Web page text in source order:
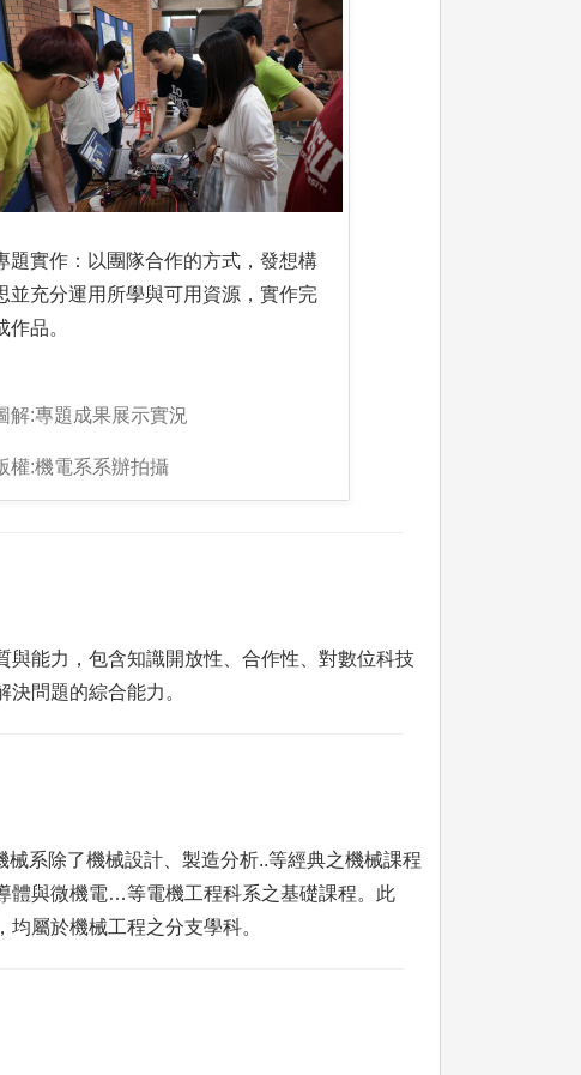
題實作：以團隊合作的方式，發想構
並充分運用所學與可用資源，實作完
作品。
解:專題成果展示實況
權:機電系系辦拍攝
能力，包含知識開放性、合作性、對數位科技
問題的綜合能力。
械系除了機械設計、製造分析..等經典之機械課程
體與微機電…等電機工程科系之基礎課程。此
屬於機械工程之分支學科。